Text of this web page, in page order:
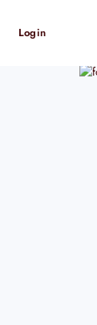
Login